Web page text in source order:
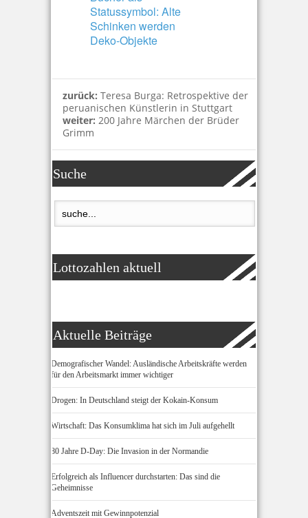
Statussymbol: Alte
Schinken werden
Deko-Objekte
zurück: Teresa Burga: Retrospektive der
peruanischen Künstlerin in Stuttgart
weiter: 200 Jahre Märchen der Brüder
Grimm
Suche
Lottozahlen aktuell
Aktuelle Beiträge
Demografischer Wandel: Ausländische Arbeitskräfte werden
für den Arbeitsmarkt immer wichtiger
Drogen: In Deutschland steigt der Kokain-Konsum
Wirtschaft: Das Konsumklima hat sich im Juli aufgehellt
80 Jahre D-Day: Die Invasion in der Normandie
Erfolgreich als Influencer durchstarten: Das sind die
Geheimnisse
Adventszeit mit Gewinnpotenzial